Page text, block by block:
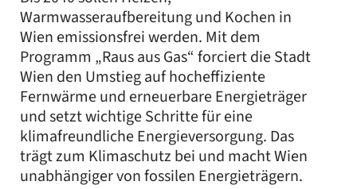
Warmwasseraufbereitung und Kochen in
Wien emissionsfrei werden. Mit dem
Programm „Raus aus Gas“ forciert die Stadt
Wien den Umstieg auf hocheffiziente
Fernwärme und erneuerbare Energieträger
und setzt wichtige Schritte für eine
klimafreundliche Energieversorgung. Das
trägt zum Klimaschutz bei und macht Wien
unabhängiger von fossilen Energieträgern.